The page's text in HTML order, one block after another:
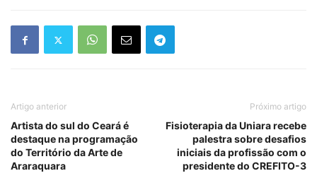
Artigo anterior
Artista do sul do Ceará é
destaque na programação
do Território da Arte de
Araraquara
Próximo artigo
Fisioterapia da Uniara recebe
palestra sobre desafios
iniciais da profissão com o
presidente do CREFITO-3